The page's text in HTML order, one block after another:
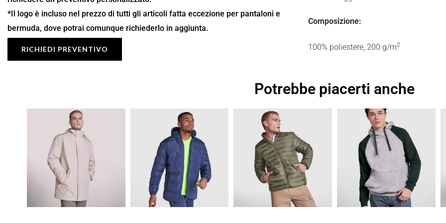
*Il logo è incluso nel prezzo di tutti gli articoli fatta eccezione per pantaloni e
bermuda, dove potrai comunque richiederlo in aggiunta.
RICHIEDI PREVENTIVO
Composizione:
100% poliestere, 200 g/m2
Potrebbe piacerti anche
Fascia
di
prezzo:
26,87 €
38,39 €
Fascia
di
prezzo:
da
33,66 €
a
48,09 €
prezzo:
da
22,27 €
a
31,81 €
di
prezzo:
16,84 €
a
24,05 €